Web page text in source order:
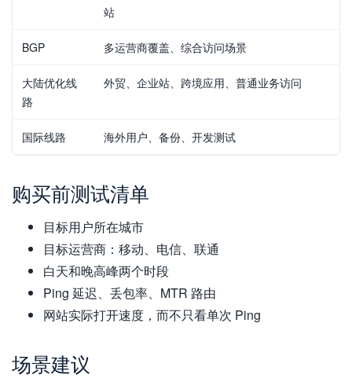
站
BGP 多运营商覆盖、综合访问场景
大陆优化线
路
外贸、企业站、跨境应用、普通业务访问
国际线路 海外用户、备份、开发测试
购买前测试清单
目标用户所在城市
目标运营商：移动、电信、联通
白天和晚高峰两个时段
Ping 延迟、丢包率、MTR 路由
网站实际打开速度，而不只看单次 Ping
场景建议